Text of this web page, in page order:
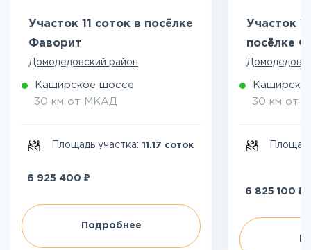
Участок 11 соток в посёлке
Фаворит
Домодедовский район
Каширское шоссе
30 км от МКАД
Площадь участка: 11.17 соток
6 925 400 ₽
Подробнее
Участок
посёлке
30 км от
6 825 100 ₽